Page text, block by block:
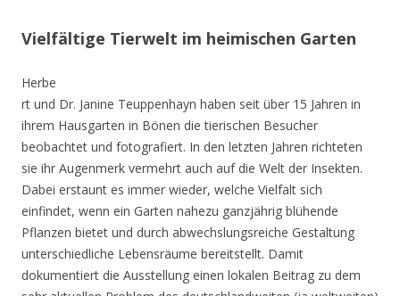
Vielfältige Tierwelt im heimischen Garten
Herbe
rt und Dr. Janine Teuppenhayn haben seit über 15 Jahren in
ihrem Hausgarten in Bönen die tierischen Besucher
beobachtet und fotografiert. In den letzten Jahren richteten
sie ihr Augenmerk vermehrt auch auf die Welt der Insekten.
Dabei erstaunt es immer wieder, welche Vielfalt sich
einfindet, wenn ein Garten nahezu ganzjährig blühende
Pflanzen bietet und durch abwechslungsreiche Gestaltung
unterschiedliche Lebensräume bereitstellt. Damit
dokumentiert die Ausstellung einen lokalen Beitrag zu dem